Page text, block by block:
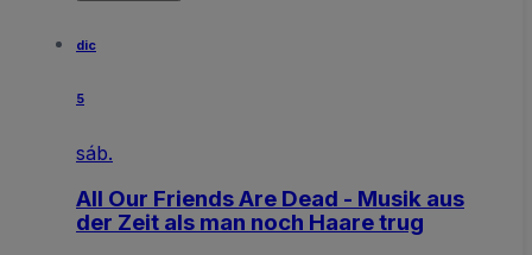
dic
5
sáb.
All Our Friends Are Dead - Musik aus
der Zeit als man noch Haare trug